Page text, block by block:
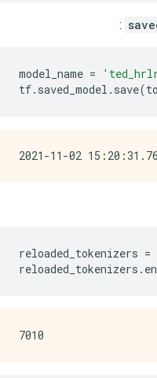
:
model_name =
tf. saved_model . save(
reloaded_tokenizers =
reloaded_tokenizers . en